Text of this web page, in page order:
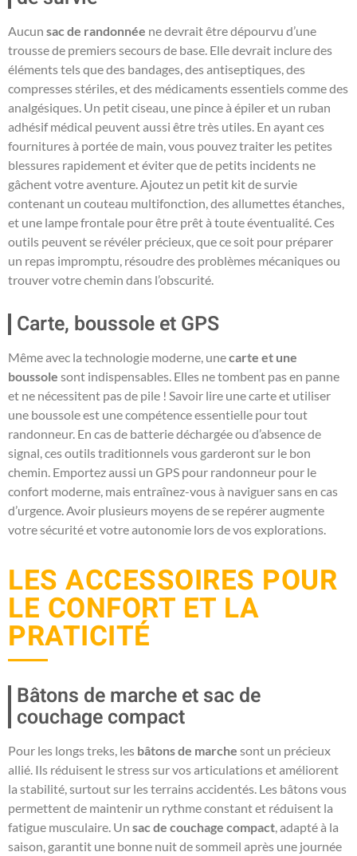
Aucun sac de randonnée ne devrait être dépourvu d’une
trousse de premiers secours de base. Elle devrait inclure des
éléments tels que des bandages, des antiseptiques, des
compresses stériles, et des médicaments essentiels comme des
analgésiques. Un petit ciseau, une pince à épiler et un ruban
adhésif médical peuvent aussi être très utiles. En ayant ces
fournitures à portée de main, vous pouvez traiter les petites
blessures rapidement et éviter que de petits incidents ne
gâchent votre aventure. Ajoutez un petit kit de survie
contenant un couteau multifonction, des allumettes étanches,
et une lampe frontale pour être prêt à toute éventualité. Ces
outils peuvent se révéler précieux, que ce soit pour préparer
un repas impromptu, résoudre des problèmes mécaniques ou
trouver votre chemin dans l’obscurité.
Carte, boussole et GPS
Même avec la technologie moderne, unecarte et une
boussole sont indispensables. Elles ne tombent pas en panne
et ne nécessitent pas de pile ! Savoir lire une carte et utiliser
une boussole est une compétence essentielle pour tout
randonneur. En cas de batterie déchargée ou d’absence de
signal, ces outils traditionnels vous garderont sur le bon
chemin. Emportez aussi un GPS pour randonneur pour le
confort moderne, mais entraînez-vous à naviguer sans en cas
d’urgence. Avoir plusieurs moyens de se repérer augmente
votre sécurité et votre autonomie lors de vos explorations.
LES ACCESSOIRES POUR
LE CONFORT ET LA
PRATICITÉ
Bâtons de marche et sac de
couchage compact
Pour les longs treks, les bâtons de marche sont un précieux
allié. Ils réduisent le stress sur vos articulations et améliorent
la stabilité, surtout sur les terrains accidentés. Les bâtons vous
permettent de maintenir un rythme constant et réduisent la
fatigue musculaire. Un sac de couchage compact, adapté à la
saison, garantit une bonne nuit de sommeil après une journée